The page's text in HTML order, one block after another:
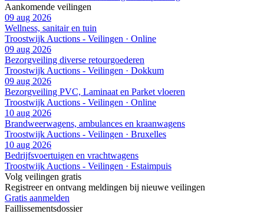
Aankomende veilingen
09 aug 2026
Wellness, sanitair en tuin
Troostwijk Auctions - Veilingen · Online
09 aug 2026
Bezorgveiling diverse retourgoederen
Troostwijk Auctions - Veilingen · Dokkum
09 aug 2026
Bezorgveiling PVC, Laminaat en Parket vloeren
Troostwijk Auctions - Veilingen · Online
10 aug 2026
Brandweerwagens, ambulances en kraanwagens
Troostwijk Auctions - Veilingen · Bruxelles
10 aug 2026
Bedrijfsvoertuigen en vrachtwagens
Troostwijk Auctions - Veilingen · Estaimpuis
Volg veilingen gratis
Registreer en ontvang meldingen bij nieuwe veilingen
Gratis aanmelden
Faillissementsdossier